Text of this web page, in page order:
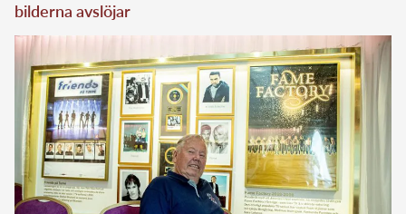
bilderna avslöjar